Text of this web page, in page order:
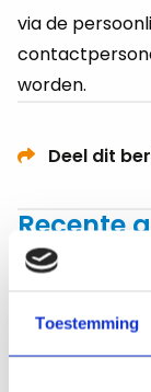
Toestemming
via de
worden.
Deel dit
Recente
Toon alle
Lees
meer